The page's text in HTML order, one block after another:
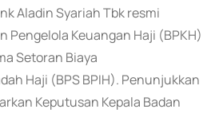
Aladin Syariah Tbk resmi
Pengelola Keuangan Haji (BPKH)
Setoran Biaya
Haji (BPS BPIH). Penunjukkan
Keputusan Kepala Badan